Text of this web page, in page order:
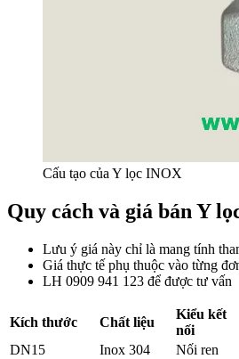
Cấu tạo của Y lọc INOX
Quy cách và giá bán Y
Lưu ý giá này chỉ là mang tính
Giá thực tế phụ thuộc vào từng
LH 0909 941 123 để được tư vấn
Kích thước Chất liệu
Kiểu kết
nối
DN15
Inox 304 Nối ren